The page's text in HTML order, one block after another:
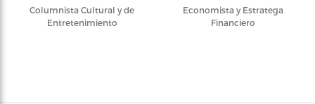
Columnista Cultural y de
Entretenimiento
Economista y Estratega
Financiero